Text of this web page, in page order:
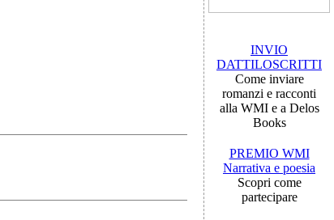
INVIO
DATTILOSCRITTI
Come inviare
romanzi e racconti
alla WMI e a Delos
Books
PREMIO WMI
Narrativa e poesia
Scopri come
partecipare